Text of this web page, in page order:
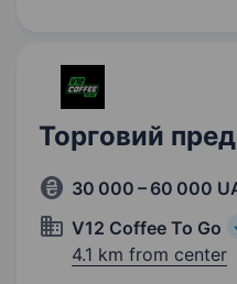
Торговий
30 000 – 60 000
V12 Coffee To Go
4.1 km from center